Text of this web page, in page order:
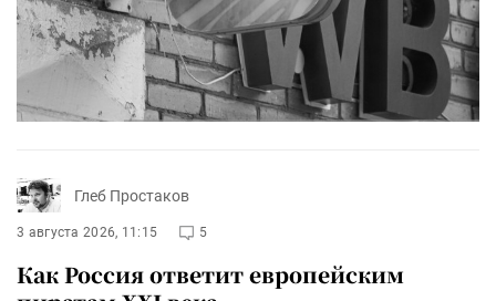
Глеб Простаков
3 августа 2026, 11:15 5
Как Россия ответит европейским